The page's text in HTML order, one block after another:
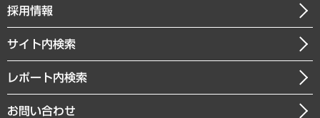
経済・産業・雇用・労働
まちづくり・観光・交通・スポーツ・スマートシティ
自然資源・農林水産業・食料システム
経営用語集
受託・受注実績（官公庁関連）
メディア掲載・出演
会社概要
沿革
組織図・本部部室紹介
インドネシア現地法人
ニュースリリース
お知らせ
採用情報
サイト内検索
レポート内検索
お問い合わせ